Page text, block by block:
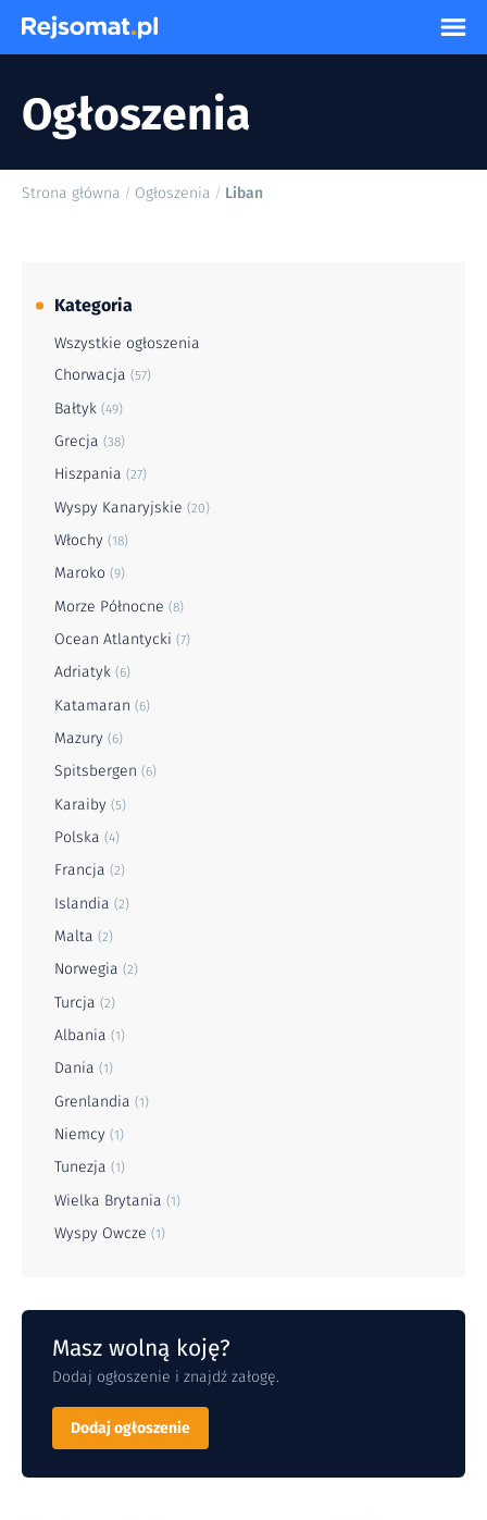
Ogłoszenia
Strona główna / Ogłoszenia / Liban
Kategoria
Wszystkie ogłoszenia
Chorwacja (57)
Bałtyk (49)
Grecja (38)
Hiszpania (27)
Wyspy Kanaryjskie (20)
Włochy (18)
Maroko (9)
Morze Północne (8)
Ocean Atlantycki (7)
Adriatyk (6)
Katamaran (6)
Mazury (6)
Spitsbergen (6)
Karaiby (5)
Polska (4)
Francja (2)
Islandia (2)
Malta (2)
Norwegia (2)
Turcja (2)
Albania (1)
Dania (1)
Grenlandia (1)
Niemcy (1)
Tunezja (1)
Wielka Brytania (1)
Wyspy Owcze (1)
Masz wolną koję?
Dodaj ogłoszenie i znajdź załogę.
Dodaj ogłoszenie